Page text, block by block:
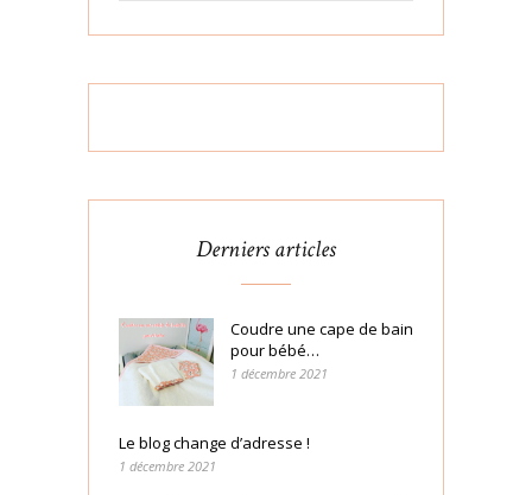
Derniers articles
Coudre une cape de bain
pour bébé…
1 décembre 2021
Le blog change d’adresse !
1 décembre 2021